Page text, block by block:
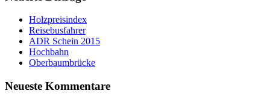
Holzpreisindex
Reisebusfahrer
ADR Schein 2015
Hochbahn
Oberbaumbrücke
Neueste Kommentare